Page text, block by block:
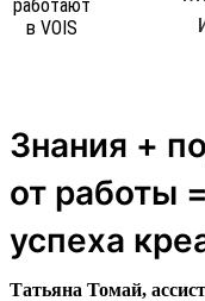
Знания +
от работы
успеха
Татьяна Томай,